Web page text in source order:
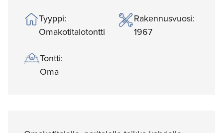
Tyyppi:
Omakotitalotontti
Rakennusvuosi:
1967
Tontti:
Oma